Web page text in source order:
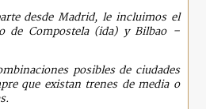
desde Madrid, le incluimos el
de Compostela (ida) y Bilbao –
posibles de ciudades
que existan trenes de media o